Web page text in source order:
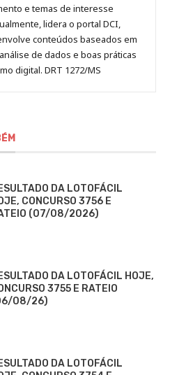
e temas de interesse
lidera o portal DCI,
conteúdos baseados em
de dados e boas práticas
digital. DRT 1272/MS
DA LOTOFÁCIL
CONCURSO 3756 E
(07/08/2026)
DA LOTOFÁCIL HOJE,
3755 E RATEIO
08/26)
DA LOTOFÁCIL